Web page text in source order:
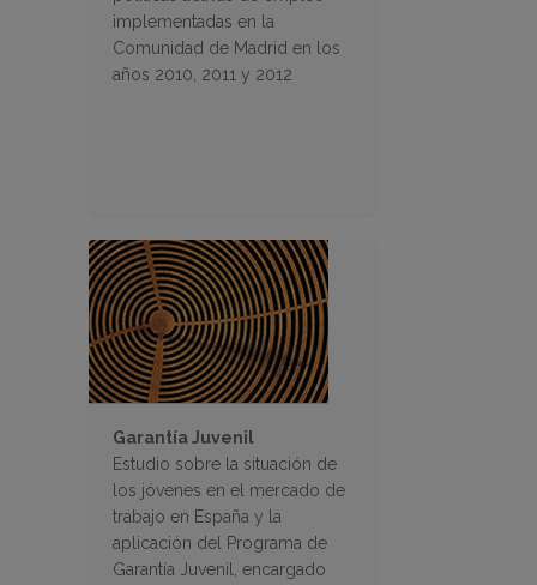
implementadas en la
Comunidad de Madrid en los
años 2010, 2011 y 2012
Garantía Juvenil
Estudio sobre la situación de
los jóvenes en el mercado de
trabajo en España y la
aplicación del Programa de
Garantía Juvenil, encargado